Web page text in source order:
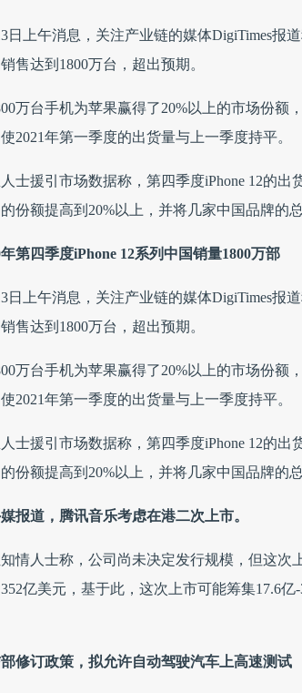
日上午消息，关注产业链的媒体DigiTimes报
售达到1800万台，超出预期。
万台手机为苹果赢得了20%以上的市场份
2021年第一季度的出货量与上一季度持平。
士援引市场数据称，第四季度iPhone 12的
份额提高到20%以上，并将几家中国品牌的
年第四季度iPhone 12系列中国销量1800万部
日上午消息，关注产业链的媒体DigiTimes报
售达到1800万台，超出预期。
万台手机为苹果赢得了20%以上的市场份
2021年第一季度的出货量与上一季度持平。
士援引市场数据称，第四季度iPhone 12的
份额提高到20%以上，并将几家中国品牌的
报道，腾讯音乐考虑在港二次上市。
情人士称，公司尚未决定发行规模，但这次
亿美元，基于此，这次上市可能筹集17.6
修订政策，拟允许自动驾驶汽车上高速测试